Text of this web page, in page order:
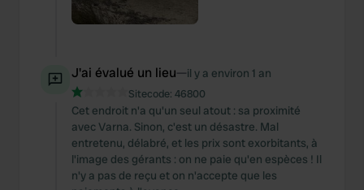
J'ai évalué un lieu—il y a environ 1 an
Sitecode: 46800
Cet endroit n'a qu'un seul atout : sa proximité
avec Varna. Sinon, c'est un désastre. Mal
entretenu, délabré, et les prix sont exorbitants, à
l'image des gérants : on ne paie qu'en espèces ! Il
n'y a pas de reçu et on n'accepte que les